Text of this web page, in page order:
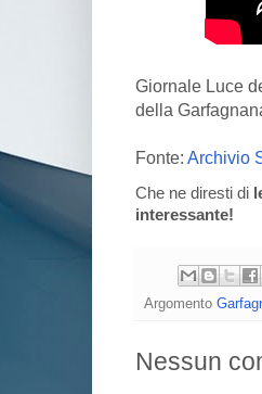
Giornale Luce
della
Fonte: Archivio
Che ne diresti di
interessante!
Argomento
Nessun